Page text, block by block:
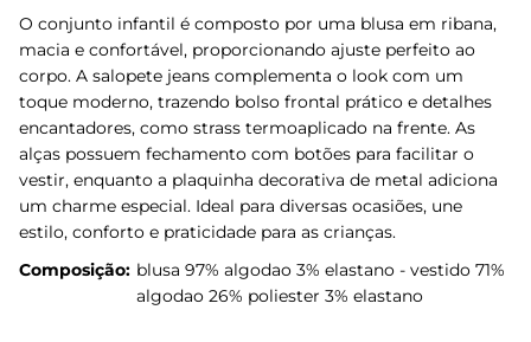
O conjunto infantil é composto por uma blusa em ribana,
macia e confortável, proporcionando ajuste perfeito ao
corpo. A salopete jeans complementa o look com um
toque moderno, trazendo bolso frontal prático e detalhes
encantadores, como strass termoaplicado na frente. As
alças possuem fechamento com botões para facilitar o
vestir, enquanto a plaquinha decorativa de metal adiciona
um charme especial. Ideal para diversas ocasiões, une
estilo, conforto e praticidade para as crianças.
Composição: blusa 97% algodao 3% elastano - vestido 71%
algodao 26% poliester 3% elastano